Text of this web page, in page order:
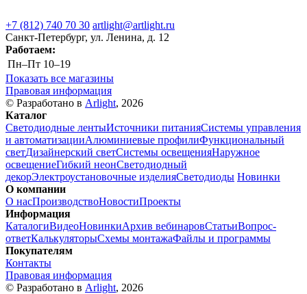
+7 (812) 740 70 30 artlight@artlight.ru
Санкт-Петербург, ул. Ленина, д. 12
Работаем:
Пн–Пт 10–19
Показать все магазины
Правовая информация
© Разработано в Arlight, 2026
Каталог
Светодиодные лентыИсточники питанияСистемы управления
и автоматизацииАлюминиевые профилиФункциональный
светДизайнерский светСистемы освещенияНаружное
освещениеГибкий неонСветодиодный
декорЭлектроустановочные изделияСветодиоды Новинки
О компании
О насПроизводствоНовостиПроекты
Информация
КаталогиВидеоНовинкиАрхив вебинаровСтатьиВопрос-
ответКалькуляторыСхемы монтажаФайлы и программы
Покупателям
Контакты
Правовая информация
© Разработано в Arlight, 2026